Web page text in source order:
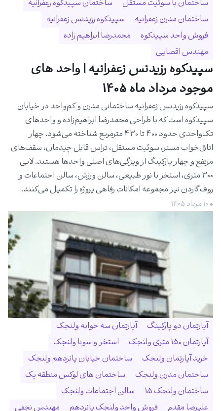
ساختمان با سوئیت مستقل
ساختمان سپیدکوه زعفرانیه
ساختمان مدرن زعفرانیه
سپیدکوه رزیدنس زعفرانیه
فروش واحد سپیدکوه
محمدرضا ابراهیم زاده
مهندس اقصایی
سپیدکوه رزیدنس زعفرانیه | واحد های
موجود مرداد ماه 1405
سپیدکوه رزیدنس زعفرانیه ساختمانی مدرن و کم‌واحد در خیابان
سپیدکوه است که با طراحی محمدرضا ابراهیم‌زاده و واحدهای
تک‌واحدی حدود ۴۰۰ تا ۴۳۰ مترمربع شناخته می‌شود. چهار
اتاق‌خواب مستر، سوئیت مستقل، تراس قابل چیدمان، سقف‌های
مرتفع و چهار پارکینگ از ویژگی‌های اصلی واحدها هستند. لابی
۳۰۰ متری، استخر با نور طبیعی، سالن ورزش، سالن اجتماعات و
روف‌گاردن نیز مجموعه امکانات رفاهی پروژه را تکمیل می‌کنند.
• ۱۰ مرداد ۱۴۰۵
آپارتمان دو پارکینگ
آپارتمان سه خوابه ولنجک
آپارتمان ۱۵۰ متری ولنجک
استخر و سونا ولنجک
خرید آپارتمان ولنجک
ساختمان خیابان پانزدهم ولنجک
ساختمان مدرن ولنجک
ساختمان های لوکس منطقه یک
ساختمان ولنجک ۱۵
سالن اجتماعات ولنجک
علیرضا مقدم
فروش واحد ولنجک پانزدهم
مهندس نجفی